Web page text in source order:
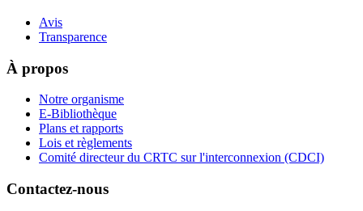
Avis
Transparence
À propos
Notre organisme
E-Bibliothèque
Plans et rapports
Lois et règlements
Comité directeur du CRTC sur l'interconnexion (CDCI)
Contactez-nous